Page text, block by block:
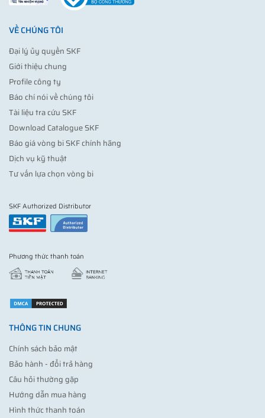
VỀ CHÚNG TÔI
Đại lý ủy quyền SKF
Giới thiệu chung
Profile công ty
Báo chí nói về chúng tôi
Tài liệu tra cứu SKF
Download Catalogue SKF
Báo giá vòng bi SKF chính hãng
Dịch vụ kỹ thuật
Tư vấn lựa chọn vòng bi
SKF Authorized Distributor
Phương thức thanh toán
THÔNG TIN CHUNG
Chính sách bảo mật
Bảo hành - đổi trả hàng
Câu hỏi thường gặp
Hướng dẫn mua hàng
Hình thức thanh toán